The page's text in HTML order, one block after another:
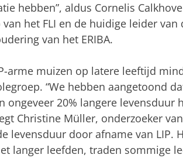
hebben”, aldus Cornelis
het FLI en de huidige leider van
van het ERIBA.
arme muizen op latere leeftijd
“We hebben aangetoond
ongeveer 20% langere levensduur
Christine Müller, onderzoeker
levensduur door afname van LIP.
langer leefden, traden sommige